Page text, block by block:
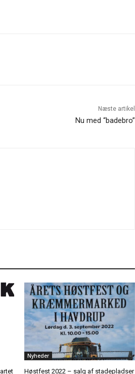
Næste artikel
Nu med “badebro”
Nyheder
Høstfest 2022 – salg af stadepladser